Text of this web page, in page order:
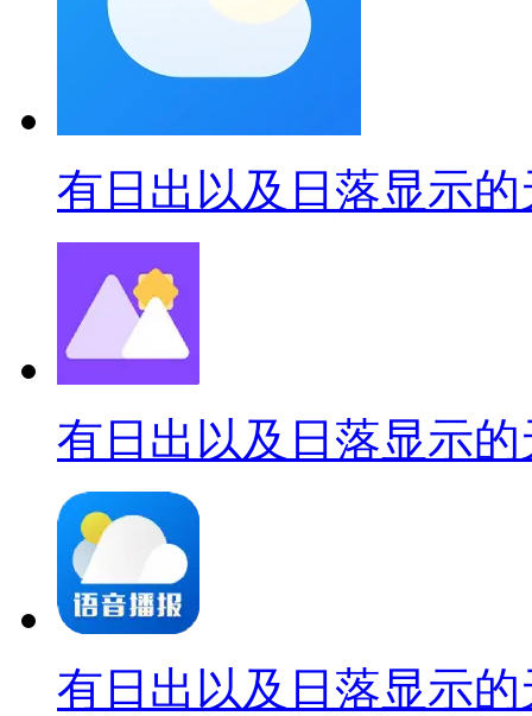
有日出以及日落显示
有日出以及日落显示
有日出以及日落显示